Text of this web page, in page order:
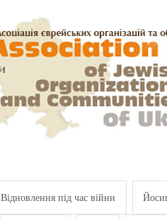
Відновлення під час війни